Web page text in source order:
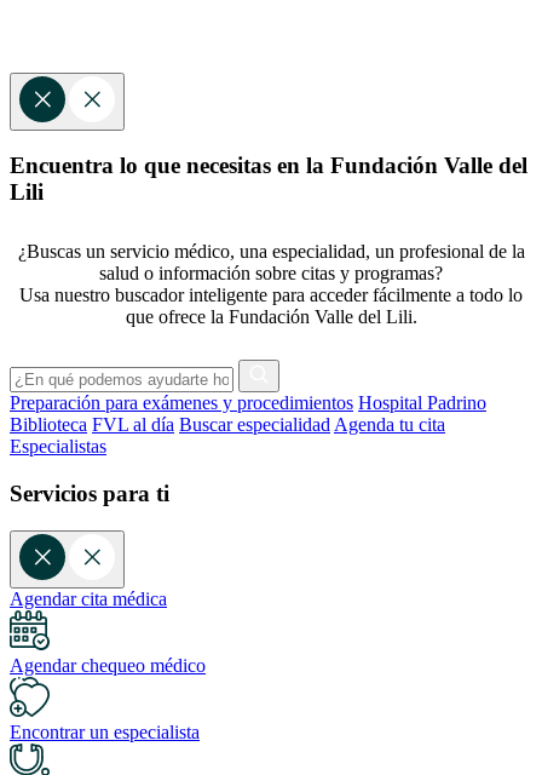
Encuentra lo que necesitas en la Fundación Valle del
Lili
¿Buscas un servicio médico, una especialidad, un profesional de la
salud o información sobre citas y programas?
Usa nuestro buscador inteligente para acceder fácilmente a todo lo
que ofrece la Fundación Valle del Lili.
Preparación para exámenes y procedimientos Hospital Padrino
Biblioteca FVL al día Buscar especialidad Agenda tu cita
Especialistas
Servicios para ti
Agendar cita médica
Agendar chequeo médico
Encontrar un especialista